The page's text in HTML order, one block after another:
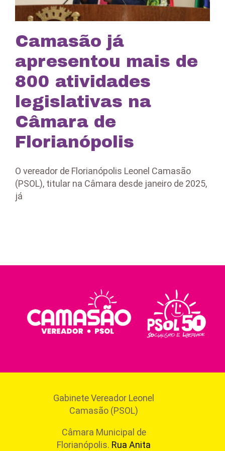
Camasão já
apresentou mais de
800 atividades
legislativas na
Câmara de
Florianópolis
O vereador de Florianópolis Leonel Camasão
(PSOL), titular na Câmara desde janeiro de 2025,
já
Gabinete Vereador Leonel
Camasão (PSOL)
Câmara Municipal de
Florianópolis. Rua Anita